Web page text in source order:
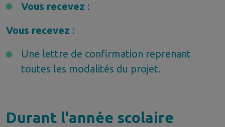
Vous recevez :
Vous recevez :
Une lettre de confirmation reprenant
toutes les modalités du projet.
Durant l'année scolaire